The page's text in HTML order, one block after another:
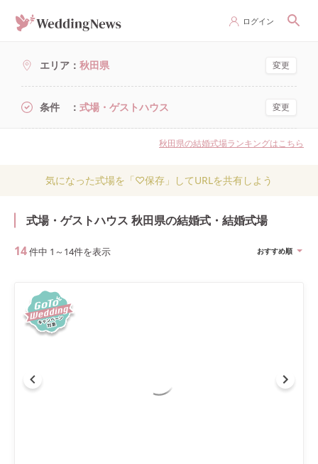
ログイン
エリア 秋田県 変更
条件 式場・ゲストハウス 変更
秋田県の結婚式場ランキングはこちら
気になった式場を「♡保存」してURLを共有しよう
式場・ゲストハウス 秋田県の結婚式・結婚式場
14件中 1 ～ 14件を表示 おすすめ順